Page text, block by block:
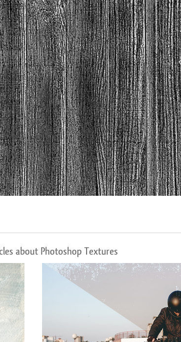
de Retoque de Joyas Datos de Entrenamiento de IA
about Photoshop Textures